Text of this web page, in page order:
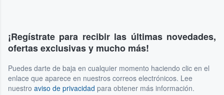
¡Regístrate para recibir las últimas novedades,
ofertas exclusivas y mucho más!
Puedes darte de baja en cualquier momento haciendo clic en el
enlace que aparece en nuestros correos electrónicos. Lee
nuestro aviso de privacidad para obtener más información.